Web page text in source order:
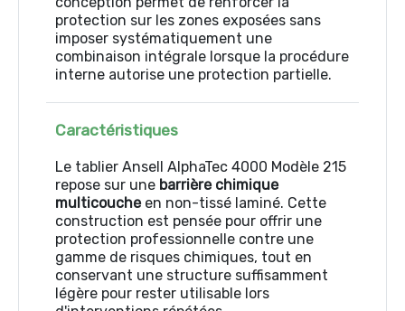
protection sur les zones exposées sans
imposer systématiquement une
combinaison intégrale lorsque la procédure
interne autorise une protection partielle.
Caractéristiques
Le tablier Ansell AlphaTec 4000 Modèle 215
repose sur une barrière chimique
multicoucheen non-tissé laminé. Cette
construction est pensée pour offrir une
protection professionnelle contre une
gamme de risques chimiques, tout en
conservant une structure suffisamment
légère pour rester utilisable lors